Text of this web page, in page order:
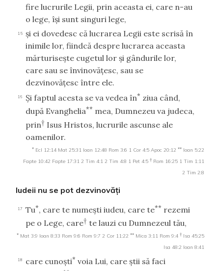
fire lucrurile Legii, prin aceasta ei, care n-au
o lege, îşi sunt singuri lege,
15 şi ei dovedesc că lucrarea Legii este scrisă în
inimile lor, fiindcă despre lucrarea aceasta
mărturiseşte cugetul lor şi gândurile lor,
care sau se învinovăţesc, sau se
dezvinovăţesc între ele.
16 Şi faptul acesta se va vedea în* ziua când,
după Evanghelia** mea, Dumnezeu va judeca,
prin† Isus Hristos, lucrurile ascunse ale
oamenilor.
* Ecl 12:14 Mat 25:31 Ioan 12:48 Rom 3:6 1 Cor 4:5 Apoc 20:12 ** Ioan 5:22
Fapte 10:42 Fapte 17:31 2 Tim 4:1 2 Tim 4:8 1 Pet 4:5 † Rom 16:25 1 Tim 1:11
2 Tim 2:8
Iudeii nu se pot dezvinovăţi
17 Tu*, care te numeşti iudeu, care te** rezemi
pe o Lege, care† te lauzi cu Dumnezeul tău,
* Mat 3:9 Ioan 8:33 Rom 9:6 Rom 9:7 2 Cor 11:22 ** Mica 3:11 Rom 9:4 † Isa 45:25
Isa 48:2 Ioan 8:41
18 care cunoşti* voia Lui, care ştii să faci